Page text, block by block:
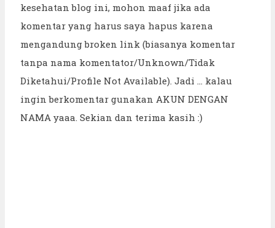
kesehatan blog ini, mohon maaf jika ada
komentar yang harus saya hapus karena
mengandung broken link (biasanya komentar
tanpa nama komentator/Unknown/Tidak
Diketahui/Profile Not Available). Jadi ... kalau
ingin berkomentar gunakan AKUN DENGAN
NAMA yaaa. Sekian dan terima kasih :)